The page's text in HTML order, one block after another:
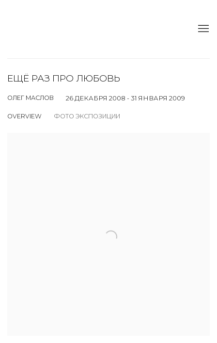
ЕЩЁ РАЗ ПРО ЛЮБОВЬ
ОЛЕГ МАСЛОВ 26 ДЕКАБРЯ 2008 - 31 ЯНВАРЯ 2009
OVERVIEW ФОТО ЭКСПОЗИЦИИ